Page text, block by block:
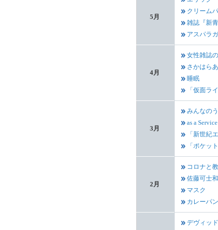
5月
クリーム
雑誌『新
アスパラ
4月
女性雑誌
さかはら
睡眠
「仮面ラ
3月
みんなの
as a Service
「新世紀
「ポケッ
2月
コロナと
佐藤可士和
マスク
カレーパン
デヴィッ